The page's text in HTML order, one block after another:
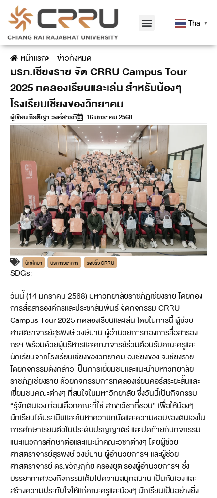
Thai ▼
หน้าแรก ข่าวทั้งหมด
มรภ.เชียงราย จัด CRRU Campus Tour
2025 ทดลองเรียนและเล่น สำหรับน้องๆ
โรงเรียนเชียงของวิทยาคม
ผู้เขียนกีรติญา วงค์สารภี 16 มกราคม 2568
นักศึกษา บริการวิชาการ รอบรั้ว CRRU
SDGs:
วันนี้ (14 มกราคม 2568) มหาวิทยาลัยราชภัฏเชียงราย โดยกอง
การสื่อสารองค์กรและประชาสัมพันธ์ จัดกิจกรรม CRRU
Campus Tour 2025 ทดลองเรียนและเล่น โดยในการนี้ ผู้ช่วย
ศาสตราจารย์สุรพงษ์ วงษ์ปาน ผู้อำนวยการกองการสื่อสารอง
กรฯ พร้อมด้วยผู้บริหารและคณาจารย์ร่วมต้อนรับคณะครูและ
นักเรียนจากโรงเรียนเชียงของวิทยาคม อ.เชียงของ จ.เชียงราย
โดยกิจกรรมดังกล่าว เป็นการเยี่ยมชมและแนะนำมหาวิทยาลัย
ราชภัฏเชียงราย ด้วยกิจกรรมการทดลองเรียนคอร์สระยะสั้นและ
เยี่ยมชมคณะต่างๆ ที่สนใจในมหาวิทยาลัย ซึ่งวันนี้เป็นกิจกรรม
“รู้จักตนเอง ก่อนเลือกคณะที่ใช่ สาขาวิชาที่ชอบ” เพื่อให้น้องๆ
นักเรียนได้ประเมินและค้นหาความถนัดและความชอบของตนเองใน
การศึกษาเรียนต่อในประดับปริญญาตรี และปิดท้ายกับกิจกรรม
แนะแนวการศึกษาต่อและแนะนำคณะวิชาต่างๆ โดยผู้ช่วย
ศาสตราจารย์สุรพงษ์ วงษ์ปาน ผู้อำนวยการฯ และผู้ช่วย
ศาสตราจารย์ ดร.ขวัญฤทัย ครองยุติ รองผู้อำนวยการฯ ซึ่ง
บรรยากาศของกิจกรรมเต็มไปความสนุกสนาน เป็นกันเอง และ
สร้างความประทับใจให้แก่คณะครูและน้องๆ นักเรียนเป็นอย่างยิ่ง